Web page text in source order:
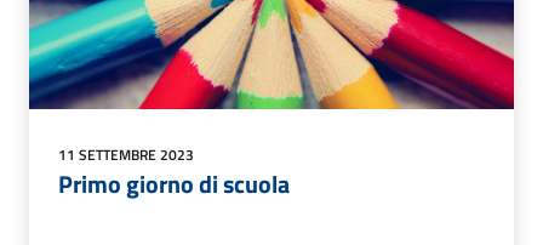
11 SETTEMBRE 2023
Primo giorno di scuola